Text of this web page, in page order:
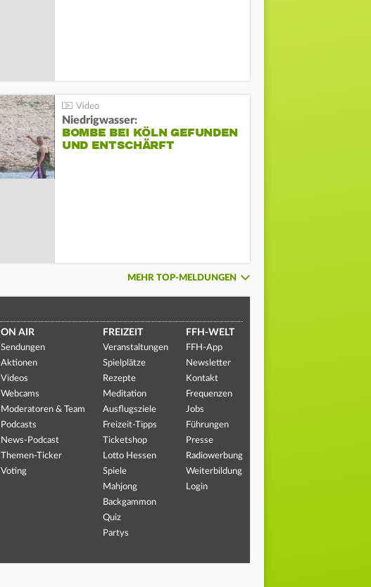
Niedrigwasser:
BOMBE BEI KÖLN GEFUNDEN
UND ENTSCHÄRFT
MEHR TOP-MELDUNGEN
ON AIR
Sendungen
Aktionen
Videos
Webcams
Moderatoren & Team
Podcasts
News-Podcast
Themen-Ticker
Voting
FREIZEIT
Veranstaltungen
Spielplätze
Rezepte
Meditation
Ausflugsziele
Freizeit-Tipps
Ticketshop
Lotto Hessen
Spiele
Mahjong
Backgammon
Quiz
Partys
FFH-WELT
FFH-App
Newsletter
Kontakt
Frequenzen
Jobs
Führungen
Presse
Radiowerbung
Weiterbildung
Login